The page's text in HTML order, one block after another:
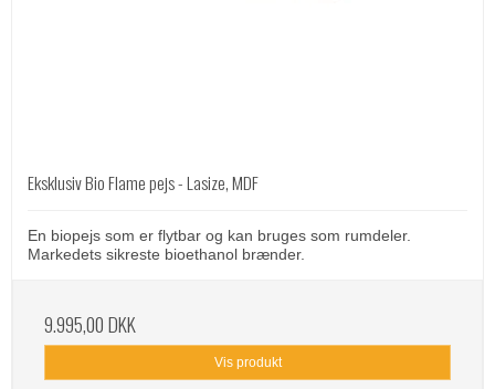
Eksklusiv Bio Flame pejs - Lasize, MDF
En biopejs som er flytbar og kan bruges som rumdeler.
Markedets sikreste bioethanol brænder.
9.995,00 DKK
Vis produkt